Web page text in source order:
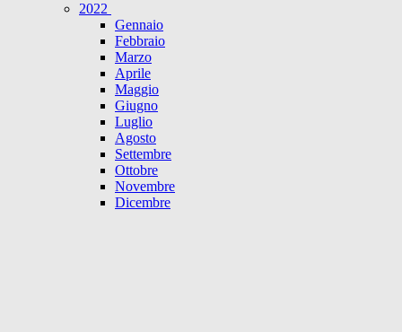
2022
Gennaio
Febbraio
Marzo
Aprile
Maggio
Giugno
Luglio
Agosto
Settembre
Ottobre
Novembre
Dicembre